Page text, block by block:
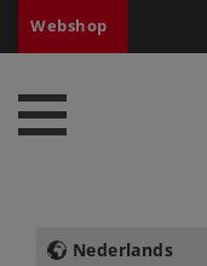
Webshop
Nederlands